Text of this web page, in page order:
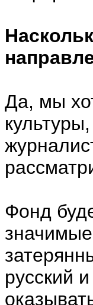
Да, мы
Фонд
русский